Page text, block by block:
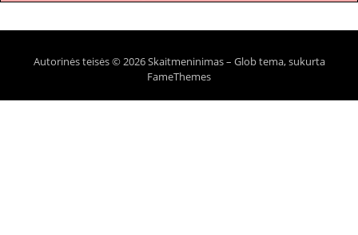
Autorinės teisės © 2026 Skaitmeninimas– Glob tema, sukurta
FameThemes